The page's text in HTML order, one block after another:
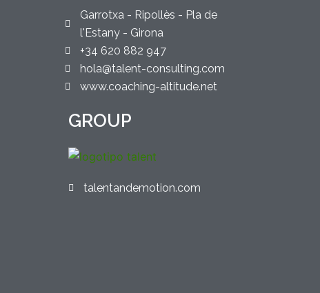
Garrotxa - Ripollès - Pla de
l'Estany - Girona
+34 620 882 947
hola@talent-consulting.com
www.coaching-altitude.net
GROUP
talentandemotion.com